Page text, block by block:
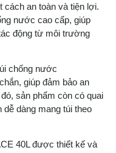
cách an toàn và tiện lợi.
nước cao cấp, giúp
động từ môi trường
chống nước
giúp đảm bảo an
sản phẩm còn có quai
dàng mang túi theo
40L được thiết kế và